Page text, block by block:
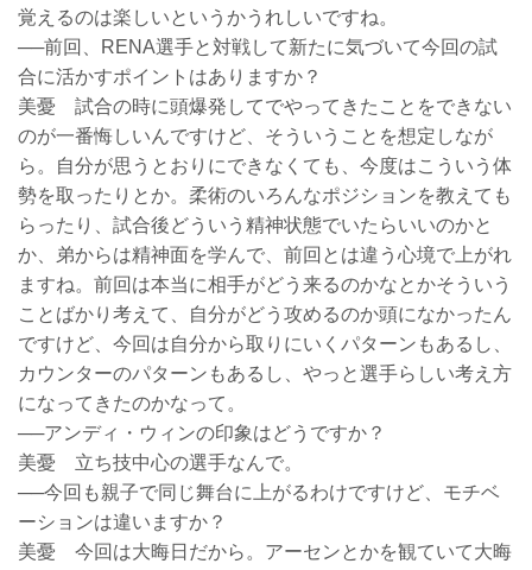
覚えるのは楽しいというかうれしいですね。
──前回、RENA選手と対戦して新たに気づいて今回の試
合に活かすポイントはありますか？
美憂 試合の時に頭爆発してでやってきたことをできない
のが一番悔しいんですけど、そういうことを想定しなが
ら。自分が思うとおりにできなくても、今度はこういう体
勢を取ったりとか。柔術のいろんなポジションを教えても
らったり、試合後どういう精神状態でいたらいいのかと
か、弟からは精神面を学んで、前回とは違う心境で上がれ
ますね。前回は本当に相手がどう来るのかなとかそういう
ことばかり考えて、自分がどう攻めるのか頭になかったん
ですけど、今回は自分から取りにいくパターンもあるし、
カウンターのパターンもあるし、やっと選手らしい考え方
になってきたのかなって。
──アンディ・ウィンの印象はどうですか？
美憂 立ち技中心の選手なんで。
──今回も親子で同じ舞台に上がるわけですけど、モチベ
ーションは違いますか？
美憂 今回は大晦日だから。アーセンとかを観ていて大晦